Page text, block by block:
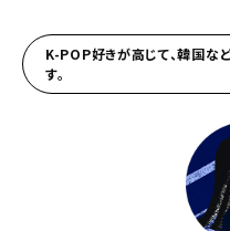
K-POP好きが高じて、韓国な
す。